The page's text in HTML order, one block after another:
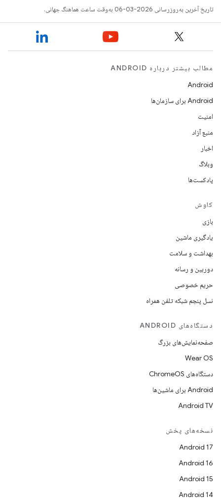
تاریخ آخرین به‌روزرسانی 2026-03-06 به‌وقت ساعت هماهنگ جهانی.
مطالب بیشتر درباره ANDROID
Android
Android برای سازمان‌ها
امنیت
منبع آزاد
اخبار
وبلاگ
پادکست‌ها
کاوش
بازی
یادگیری ماشین
بهداشت و سلامت
دوربین و رسانه
حریم خصوصی
نسل پنجم شبکه تلفن همراه
دستگاه‌های ANDROID
صفحه‌نمایش‌های بزرگ
Wear OS
دستگاه‌های ChromeOS
Android برای ماشین‌ها
Android TV
نسخه‌های پخش
Android 17
Android 16
Android 15
Android 14